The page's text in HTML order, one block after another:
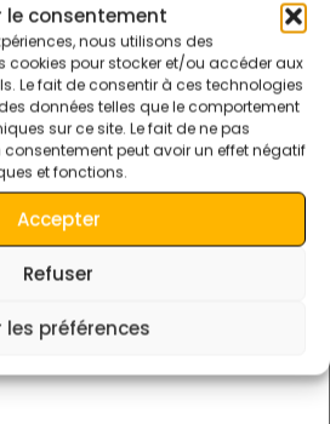
le consentement
nous utilisons des
cookies pour stocker et/ou accéder aux
Le fait de consentir à ces technologies
données telles que le comportement
sur ce site. Le fait de ne pas
consentement peut avoir un effet négatif
et fonctions.
Accepter
Refuser
les préférences
vers les dunes d’Erg Chebbi, visites
il passer à Merzouga ?
pas publiée.
avec*